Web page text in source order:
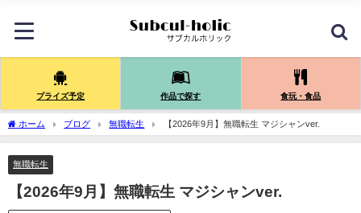
プライズ予定 作品で探す 食玩・食品
ホーム ブログ 無職転生 【2026年9月】無職転生 マジシャンver.
無職転生
【2026年9月】無職転生 マジシャンver.